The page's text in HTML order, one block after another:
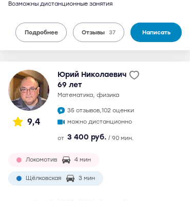
Возможны дистанционные занятия
Подробнее Отзывы 37 Написать
9,4
Юрий Николаевич
69 лет
математика, физика
35 отзывов,102 оценки
можно дистанционно
от 3 400 руб. / 90 мин.
Локомотив 4 мин
Щёлковская 3 мин